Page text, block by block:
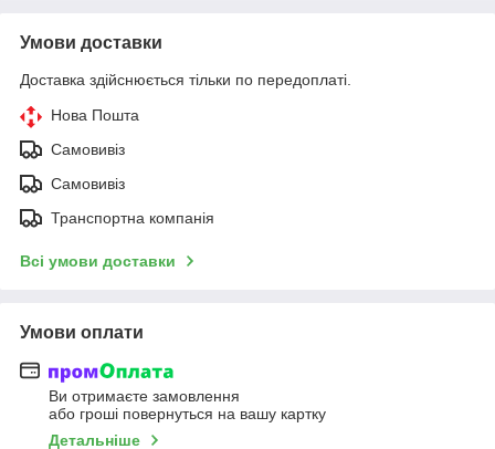
Умови доставки
Доставка здійснюється тільки по передоплаті.
Нова Пошта
Самовивіз
Самовивіз
Транспортна компанія
Всі умови доставки
Умови оплати
Ви отримаєте замовлення
або гроші повернуться на вашу картку
Детальніше